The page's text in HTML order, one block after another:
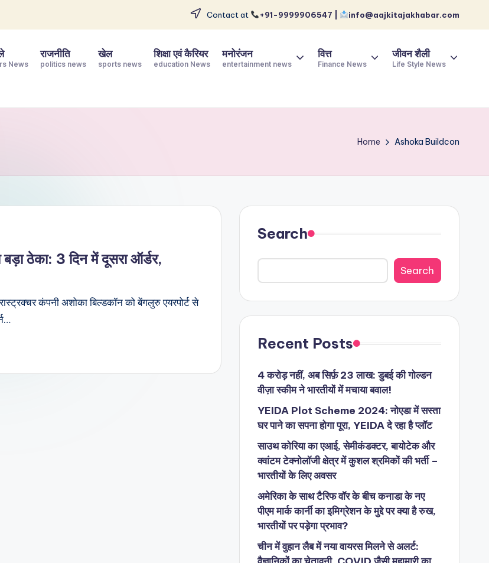
Contact at +91-9999906547 | info@aajkitajakhabar.com
News
राजनीति
politics news
खेल
sports news
शिक्षा एवं कैरियर
education News
मनोरंजन
entertainment news
वित्त
Finance News
जीवन शैली
Life Style News
Home Ashoka Buildcon
ठेका: 3 दिन में दूसरा ऑर्डर,
कंपनी अशोका बिल्डकॉन को बेंगलुरु एयरपोर्ट से
Search
Search
Recent Posts
4 करोड़ नहीं, अब सिर्फ़ 23 लाख: डुबई की गोल्डन
वीज़ा स्कीम ने भारतीयों में मचाया बवाल!
YEIDA Plot Scheme 2024: नोएडा में सस्ता
घर पाने का सपना होगा पूरा, YEIDA दे रहा है प्लॉट
साउथ कोरिया का एआई, सेमीकंडक्टर, बायोटेक और
क्वांटम टेक्नोलॉजी क्षेत्र में कुशल श्रमिकों की भर्ती –
भारतीयों के लिए अवसर
अमेरिका के साथ टैरिफ वॉर के बीच कनाडा के नए
पीएम मार्क कार्नी का इमिग्रेशन के मुद्दे पर क्या है रुख,
भारतीयों पर पड़ेगा प्रभाव?
चीन में वुहान लैब में नया वायरस मिलने से अलर्ट: